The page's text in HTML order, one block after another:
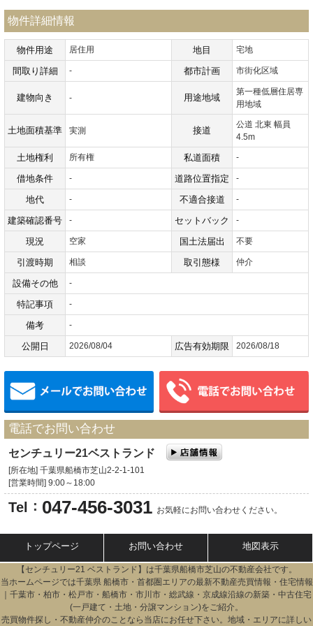
物件詳細情報
物件用途 居住用 地目 宅地
間取り詳細 - 都市計画 市街化区域
建物向き - 用途地域
第一種低層住居専
用地域
土地面積基準 実測 接道
公道 北東 幅員
4.5m
土地権利 所有権 私道面積 -
借地条件 - 道路位置指定 -
地代 - 不適合接道 -
建築確認番号 - セットバック -
現況 空家 国土法届出 不要
引渡時期 相談 取引態様 仲介
設備その他 -
特記事項 -
備考 -
公開日 2026/08/04 広告有効期限 2026/08/18
メールでお問い合わせ
電話でお問い合わせ
センチュリー21ベストランド
[所在地] 千葉県船橋市芝山2-2-1-101
[営業時間] 9:00～18:00
Tel ： 047-456-3031 お気軽にお問い合わせください。
トップページ お問い合わせ 地図表示
【センチュリー21 ベストランド】は千葉県船橋市芝山の不動産会社です。
当ホームページでは千葉県 船橋市・首都圏エリアの最新不動産売買情報・住宅情報
｜千葉市・柏市・松戸市・船橋市・市川市・総武線・京成線沿線の新築・中古住宅
(一戸建て・土地・分譲マンション)をご紹介。
売買物件探し・不動産仲介のことなら当店にお任せ下さい。地域・エリアに詳しい